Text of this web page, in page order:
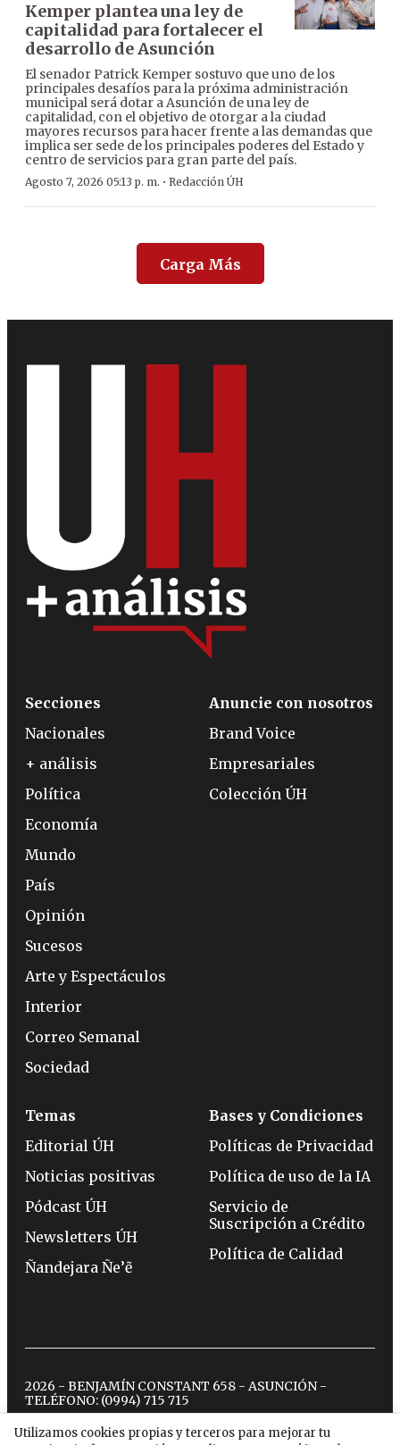
Kemper plantea una ley de
capitalidad para fortalecer el
desarrollo de Asunción
El senador Patrick Kemper sostuvo que uno de los
principales desafíos para la próxima administración
municipal será dotar a Asunción de una ley de
capitalidad, con el objetivo de otorgar a la ciudad
mayores recursos para hacer frente a las demandas que
implica ser sede de los principales poderes del Estado y
centro de servicios para gran parte del país.
Agosto 7, 2026 05:13 p. m. · Redacción ÚH
Carga Más
Utilizamos cookies propias y terceros para mejorar tu
Secciones
Nacionales
+ análisis
Política
Economía
Mundo
País
Opinión
Sucesos
Arte y Espectáculos
Interior
Correo Semanal
Sociedad
Anuncie con nosotros
Brand Voice
Empresariales
Colección ÚH
Temas
Editorial ÚH
Noticias positivas
Pódcast ÚH
Newsletters ÚH
Ñandejara Ñe’ẽ
Bases y Condiciones
Políticas de Privacidad
Política de uso de la IA
Servicio de
Suscripción a Crédito
Política de Calidad
2026 - BENJAMÍN CONSTANT 658 - ASUNCIÓN -
TELÉFONO: (0994) 715 715